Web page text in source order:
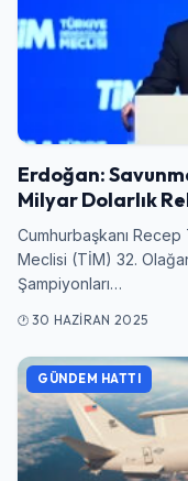
Erdoğan:
Milyar Dolarlık
Cumhurbaşkanı
Meclisi (TİM) 32.
Şampiyonları…
30 HAZIRAN 2025
GÜNDEM HATTI
Kullanıcı Adı
Şifre
Beni Hatırla